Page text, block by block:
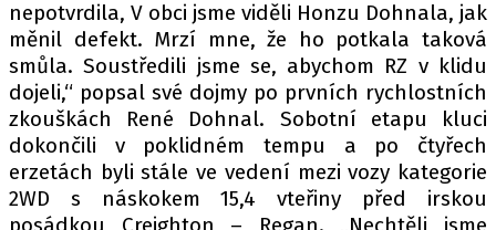
Provozovatelem serveru autoroad.cz je
INCORP MEDIA GROUP s.r.o., IČ: 118 23 054
nepotvrdila, V obci jsme viděli Honzu Dohnala, jak
měnil defekt. Mrzí mne, že ho potkala taková
smůla. Soustředili jsme se, abychom RZ v klidu
dojeli,“ popsal své dojmy po prvních rychlostních
zkouškách René Dohnal. Sobotní etapu kluci
dokončili v poklidném tempu a po čtyřech
erzetách byli stále ve vedení mezi vozy kategorie
2WD s náskokem 15,4 vteřiny před irskou